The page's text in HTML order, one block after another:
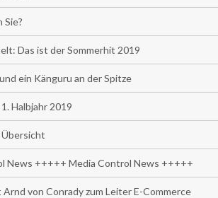
Sie?
Das ist der Sommerhit 2019
ein Känguru an der Spitze
Halbjahr 2019
News +++++ Media Control News +++++
von Conrady zum Leiter E-Commerce